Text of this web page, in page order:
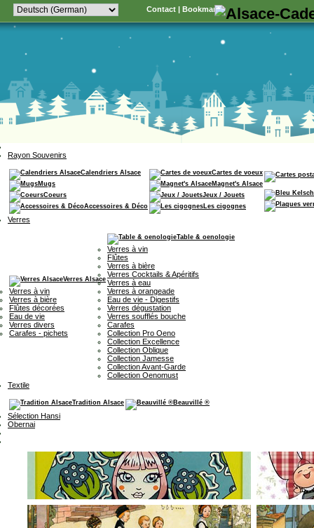
Contact |Bookmark
Rayon Souvenirs
Calendriers Alsace
Mugs
Coeurs
Accessoires & Déco
Cartes de voeux
Magnet's Alsace
Jeux / Jouets
Les cigognes
Verres
Verres Alsace
Verres à vin
Verres à bière
Flûtes décorées
Eau de vie
Verres divers
Carafes - pichets
Table & oenologie
Verres à vin
Flûtes
Verres à bière
Verres Cocktails & Apéritifs
Verres à eau
Verres à orangeade
Eau de vie - Digestifs
Verres dégustation
Verres soufflés bouche
Carafes
Collection Pro Oeno
Collection Excellence
Collection Oblique
Collection Jamesse
Collection Avant-Garde
Collection Oenomust
Textile
Tradition Alsace Beauvillé ®
Sélection Hansi
Obernai